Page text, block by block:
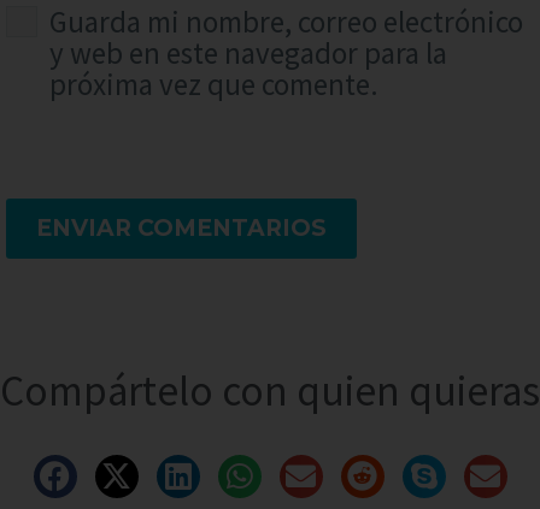
Guarda mi nombre, correo electrónico
y web en este navegador para la
próxima vez que comente.
ENVIAR COMENTARIOS
Compártelo con quien quieras